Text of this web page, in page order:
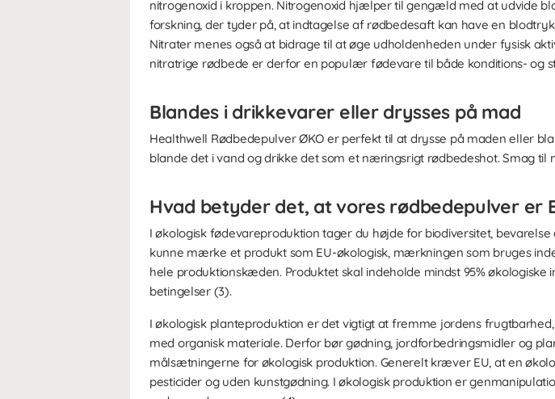
nitrogenoxid i kroppen. Nitrogenoxid hjælper til gengæld med at udvide
forskning, der tyder på, at indtagelse af rødbedesaft kan have en
Nitrater menes også at bidrage til at øge udholdenheden under fysisk
nitratrige rødbede er derfor en populær fødevare til både konditions- og
Blandes i drikkevarer eller drysses på mad
Healthwell Rødbedepulver ØKO er perfekt til at drysse på maden eller
blande det i vand og drikke det som et næringsrigt rødbedeshot. Smag
Hvad betyder det, at vores rødbedepulver er
I økologisk fødevareproduktion tager du højde for biodiversitet,
kunne mærke et produkt som EU-økologisk, mærkningen som bruges
hele produktionskæden. Produktet skal indeholde mindst 95%
betingelser (3).
I økologisk planteproduktion er det vigtigt at fremme jordens
med organisk materiale. Derfor bør gødning, jordforbedringsmidler og
målsætningerne for økologisk produktion. Generelt kræver EU, at en
pesticider og uden kunstgødning. I økologisk produktion er